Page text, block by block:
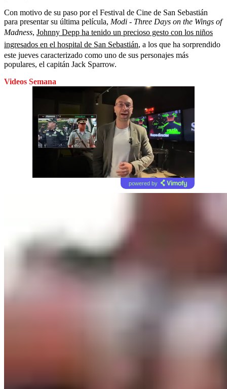
Con motivo de su paso por el Festival de Cine de San Sebastián
para presentar su última película, Modi - Three Days on the Wings of
Madness, Johnny Depp ha tenido un precioso gesto con los niños
ingresados en el hospital de San Sebastián, a los que ha sorprendido
este jueves caracterizado como uno de sus personajes más
populares, el capitán Jack Sparrow.
Videos Semana
powered by